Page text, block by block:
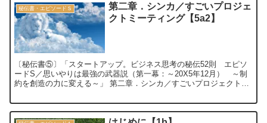
秘伝書・エピソードＳ
第二章．シンカ／すごいプロジェ
クトミーティング【5a2】
〔秘伝書⑤〕「スタートアップ。ビジネス思考の秘伝52則 エピソ
ードS／思いやりは最強の武器説（第一幕：～20X5年12月） ～制
約を創造の力に変える～」 第二章．シンカ／すごいプロジェクトミ